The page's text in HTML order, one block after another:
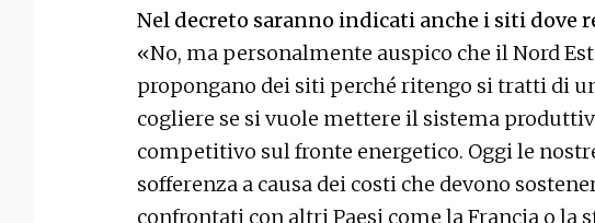
Nel decreto saranno indicati anche i siti dove
«No, ma personalmente auspico che il Nord
propongano dei siti perché ritengo si tratti di
cogliere se si vuole mettere il sistema
competitivo sul fronte energetico. Oggi le
sofferenza a causa dei costi che devono
confrontati con altri Paesi come la Francia o la